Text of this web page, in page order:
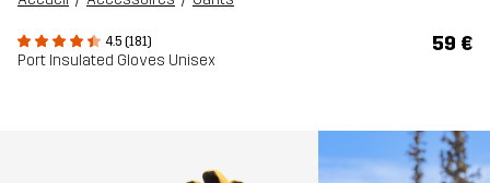
4.5 (181)
Port Insulated Gloves Unisex
59 €